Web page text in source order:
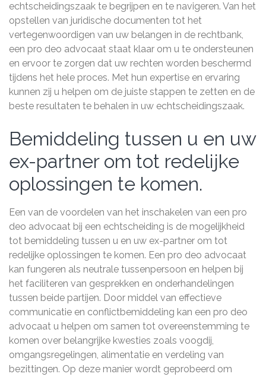
echtscheidingszaak te begrijpen en te navigeren. Van het
opstellen van juridische documenten tot het
vertegenwoordigen van uw belangen in de rechtbank,
een pro deo advocaat staat klaar om u te ondersteunen
en ervoor te zorgen dat uw rechten worden beschermd
tijdens het hele proces. Met hun expertise en ervaring
kunnen zij u helpen om de juiste stappen te zetten en de
beste resultaten te behalen in uw echtscheidingszaak.
Bemiddeling tussen u en uw
ex-partner om tot redelijke
oplossingen te komen.
Een van de voordelen van het inschakelen van een pro
deo advocaat bij een echtscheiding is de mogelijkheid
tot bemiddeling tussen u en uw ex-partner om tot
redelijke oplossingen te komen. Een pro deo advocaat
kan fungeren als neutrale tussenpersoon en helpen bij
het faciliteren van gesprekken en onderhandelingen
tussen beide partijen. Door middel van effectieve
communicatie en conflictbemiddeling kan een pro deo
advocaat u helpen om samen tot overeenstemming te
komen over belangrijke kwesties zoals voogdij,
omgangsregelingen, alimentatie en verdeling van
bezittingen. Op deze manier wordt geprobeerd om